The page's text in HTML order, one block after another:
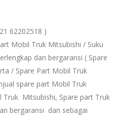
62202518 )
Mobil Truk Mitsubishi / Suku
dan bergaransi ( Spare
/ Spare Part Mobil Truk
spare part Mobil Truk
Mitsubishi, Spare part Truk
bergaransi dan sebagai